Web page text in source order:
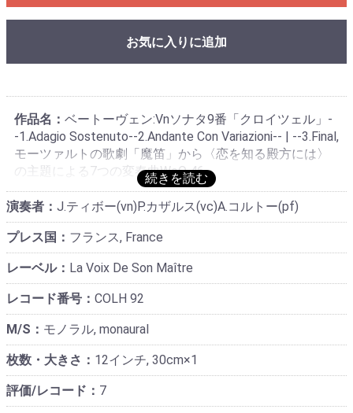
お気に入りに追加
作品名： ベートーヴェン:Vnソナタ9番「クロイツェル」-
-1.Adagio Sostenuto--2.Andante Con Variazioni-- | --3.Final,
モーツァルトの歌劇「魔笛」から〈恋を知る殿方には〉
の主題による7つの変奏曲WoO 46
演奏者： J.ティボー(vn)P.カザルス(vc)A.コルトー(pf)
プレス国： フランス, France
レーベル： La Voix De Son Maître
レコード番号： COLH 92
M/S： モノラル, monaural
枚数・大きさ： 12インチ, 30cm×1
評価/レコード： 7